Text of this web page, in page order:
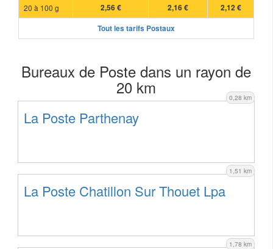
20 à 100 g
2,56 € 2,16 €
2,12 €
Tout les tarifs Postaux
Bureaux de Poste dans un rayon de
20 km 0,28 km
La Poste Parthenay
1,51 km
La Poste Chatillon Sur Thouet Lpa
1,78 km